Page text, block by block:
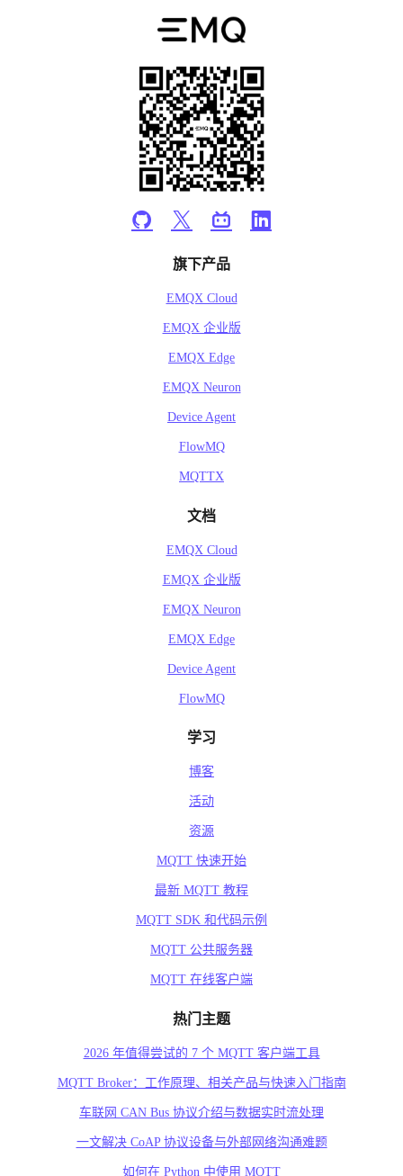
旗下产品
EMQX Cloud
EMQX 企业版
EMQX Edge
EMQX Neuron
Device Agent
FlowMQ
MQTTX
文档
EMQX Cloud
EMQX 企业版
EMQX Neuron
EMQX Edge
Device Agent
FlowMQ
学习
博客
活动
资源
MQTT 快速开始
最新 MQTT 教程
MQTT SDK 和代码示例
MQTT 公共服务器
MQTT 在线客户端
热门主题
2026 年值得尝试的 7 个 MQTT 客户端工具
MQTT Broker：工作原理、相关产品与快速入门指南
车联网 CAN Bus 协议介绍与数据实时流处理
一文解决 CoAP 协议设备与外部网络沟通难题
如何在 Python 中使用 MQTT